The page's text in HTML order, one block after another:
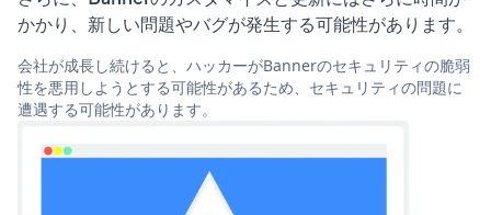
かかり、新しい問題やバグが発生する可能性があります。
会社が成長し続けると、ハッカーがBannerのセキュリティの脆弱
性を悪用しようとする可能性があるため、セキュリティの問題に
遭遇する可能性があります。